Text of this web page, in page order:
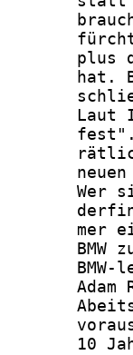
plus
hat.
Laut
neuen
Wer
mer
BMW
BMW-
Adam
10